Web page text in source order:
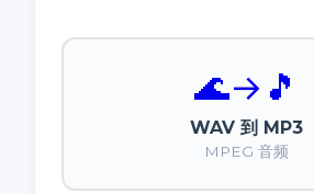
🌊→ 🎵
WAV 到 MP3
MPEG 音频